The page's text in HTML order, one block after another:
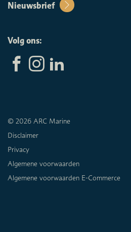
Nieuwsbrief
Volg ons:
© 2026 ARC Marine
Disclaimer
Privacy
Algemene voorwaarden
Algemene voorwaarden E-Commerce